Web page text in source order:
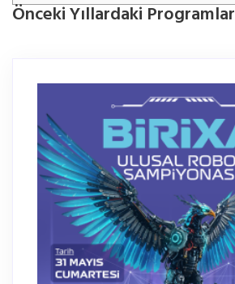
Önceki Yıllardaki Programlar